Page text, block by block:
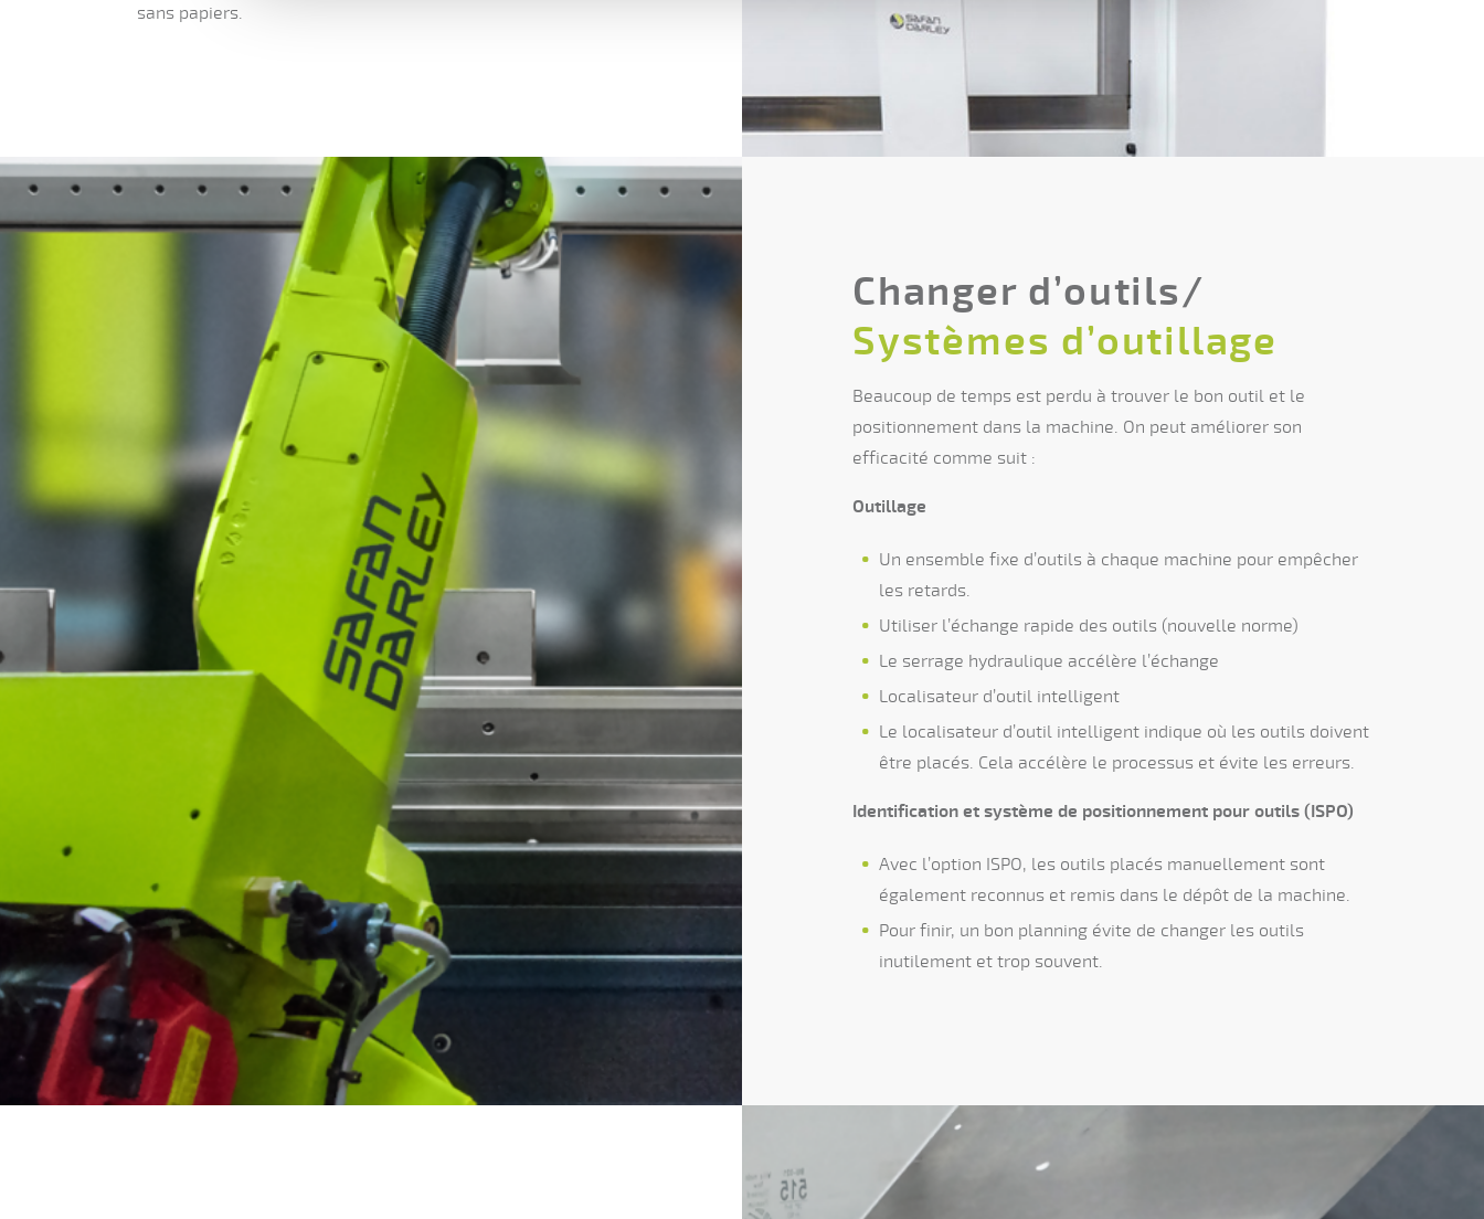
sans papiers.
Changer d’outils/
Systèmes d’outillage
Beaucoup de temps est perdu à trouver le bon outil et le
positionnement dans la machine. On peut améliorer son
efficacité comme suit :
Outillage
Un ensemble fixe d’outils à chaque machine pour empêcher
les retards.
Utiliser l’échange rapide des outils (nouvelle norme)
Le serrage hydraulique accélère l’échange
Localisateur d’outil intelligent
Le localisateur d’outil intelligent indique où les outils doivent
être placés. Cela accélère le processus et évite les erreurs.
Identification et système de positionnement pour outils (ISPO)
Avec l’option ISPO, les outils placés manuellement sont
également reconnus et remis dans le dépôt de la machine.
Pour finir, un bon planning évite de changer les outils
inutilement et trop souvent.